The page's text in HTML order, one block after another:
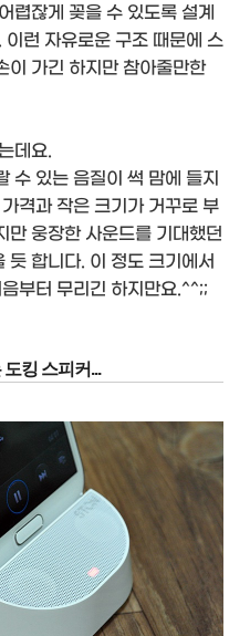
렵잖게 꽂을 수 있도록 설계
런 자유로운 구조 때문에 스
이 가긴 하지만 참아줄만한
데요.
수 있는 음질이 썩 맘에 들지
격과 작은 크기가 거꾸로 부
만 웅장한 사운드를 기대했던
듯 합니다. 이 정도 크기에서
부터 무리긴 하지만요.^^;;
킹 스피커...